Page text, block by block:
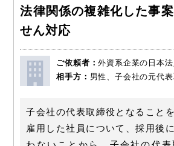
法律関係の複雑化した事
せん対応
ご依頼者：外資系企業の日本法
相手方： 男性、子会社の元代
子会社の代表取締役となること
雇用した社員について、採用後